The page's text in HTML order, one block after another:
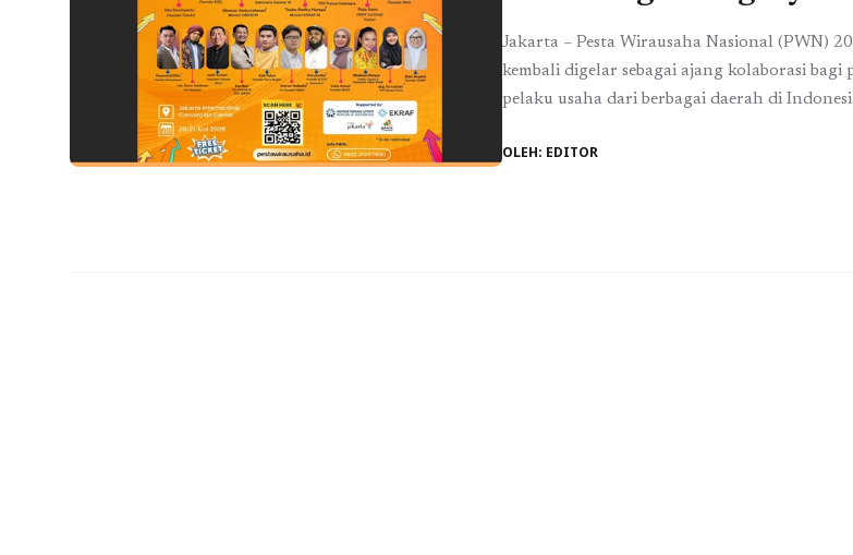
Jakarta – Pesta Wirausaha Nasional (PWN)
kembali digelar sebagai ajang kolaborasi bagi
pelaku usaha dari berbagai daerah di
Atas (TDA), kegiatan ini akan menjadi wadah
OLEH: EDITOR